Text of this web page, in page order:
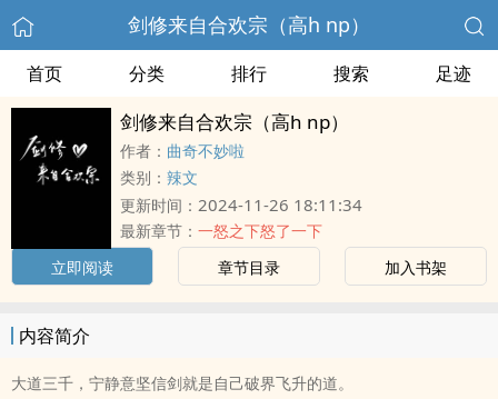
剑修来自合欢宗（高h np）
首页 分类 排行 搜索 足迹
剑修来自合欢宗（高h np）
作者： 曲奇不妙啦
类别： 辣文
更新时间： 2024-11-26 18:11:34
最新章节： 一怒之下怒了一下
立即阅读
章节目录 加入书架
内容简介
大道三千，宁静意坚信剑就是自己破界飞升的道。